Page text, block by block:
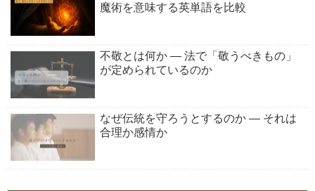
魔術を意味する英単語を比較
不敬とは何か ― 法で「敬うべきもの」
が定められているのか
なぜ伝統を守ろうとするのか ― それは
合理か感情か